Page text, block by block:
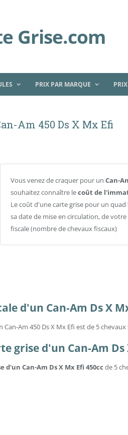
PRIX PAR MARQUE
Am 450 Ds X Mx Efi
Vous venez de craquer pour un Can-
souhaitez connaître lecoût de
Le coût d'une carte grise pour un
sa date de mise en circulation, de
fiscale (nombre de chevaux fiscaux)
d'un Can-Am Ds X
Can-Am 450 Ds X Mx Efi est de 5
grise d'un Can-Am Ds
d'un Can-Am Ds X Mx Efi 450cc de 5